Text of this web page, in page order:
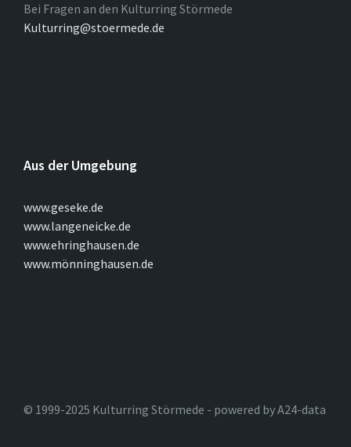
Bei Fragen an den Kulturring Störmede
Kulturring@stoermede.de
Aus der Umgebung
www.geseke.de
www.langeneicke.de
www.ehringhausen.de
www.mönninghausen.de
© 1999-2025 Kulturring Störmede - powered by A24-data